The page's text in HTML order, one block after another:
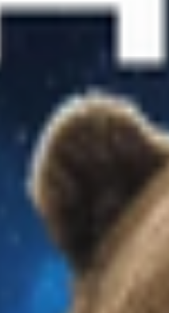
Дезодорант-карандаш Акс
glycol, sodium
geraniol, hexyl
citric acid, disodium edta,